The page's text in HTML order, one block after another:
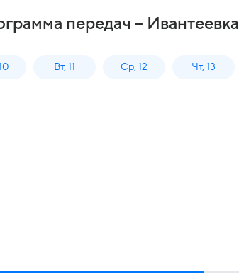
передач – Ивантеевка
Вт, 11 Ср, 12 Чт, 13